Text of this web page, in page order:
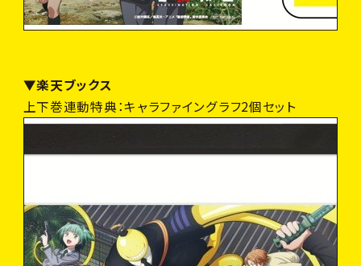
▼楽天ブックス
上下巻連動特典：キャラファイングラフ2個セット